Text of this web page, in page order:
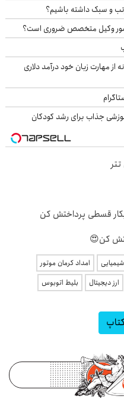
و سبک داشته باشیم؟
حضور وکیل متخصص ضروری است؟
مهارت زبان خود درآمد دلاری
جذاب برای رشد کودکان
بکار قسطی پرداختش کن
امداد کرمان موتور
ارز دیجیتال بلیط اتوبوس